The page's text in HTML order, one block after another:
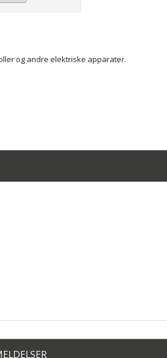
og andre elektriske apparater.